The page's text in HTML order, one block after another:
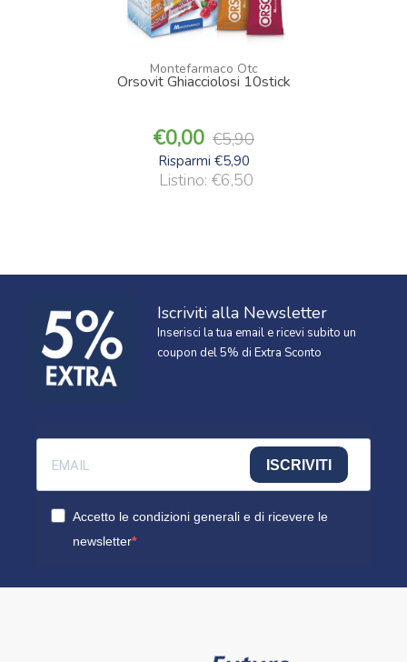
Montefarmaco Otc
Orsovit Ghiacciolosi 10stick
0,00 5,90
Risparmi €5,90
Listino: €6,50
Iscriviti alla Newsletter
Inserisci la tua email e ricevi subito un
coupon del 5% di Extra Sconto
ISCRIVITI
Accetto le condizioni generali e di ricevere le
newsletter